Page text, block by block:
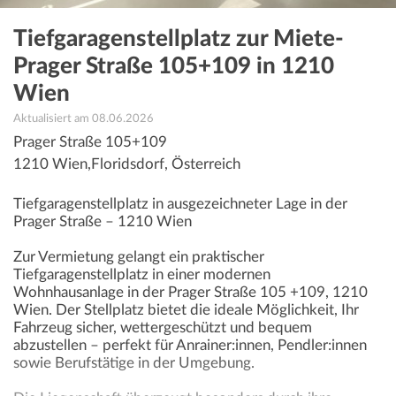
Tiefgaragenstellplatz zur Miete-
Prager Straße 105+109 in 1210
Wien
Aktualisiert am 08.06.2026
Prager Straße 105+109
1210 Wien,Floridsdorf, Österreich
Tiefgaragenstellplatz in ausgezeichneter Lage in der
Prager Straße – 1210 Wien
Zur Vermietung gelangt ein praktischer
Tiefgaragenstellplatz in einer modernen
Wohnhausanlage in der Prager Straße 105 +109, 1210
Wien. Der Stellplatz bietet die ideale Möglichkeit, Ihr
Fahrzeug sicher, wettergeschützt und bequem
abzustellen – perfekt für Anrainer:innen, Pendler:innen
sowie Berufstätige in der Umgebung.